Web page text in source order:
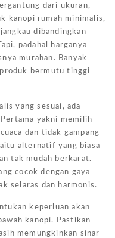
dari ukuran,
kanopi rumah minimalis,
dibandingkan
padahal harganya
murahan. Banyak
bermutu tinggi
yang sesuai, ada
yakni memilih
dan tidak gampang
alternatif yang biasa
tak mudah berkarat.
cocok dengan gaya
selaras dan harmonis.
keperluan akan
kanopi. Pastikan
memungkinkan sinar